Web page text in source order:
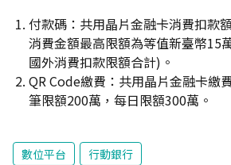
付款碼：共用晶片金融卡消費扣款
消費金額最高限額為等值新臺幣15
國外消費扣款限額合計)。
QR Code繳費：共用晶片金融卡繳
筆限額200萬，每日限額300萬。
數位平台 行動銀行